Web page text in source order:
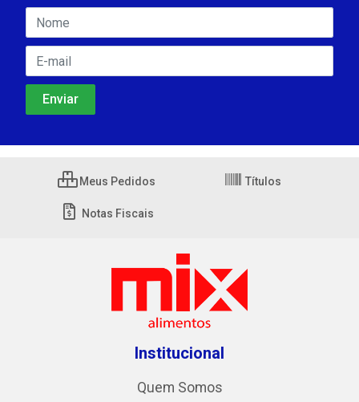
Meus Pedidos Títulos
Notas Fiscais
Institucional
Quem Somos